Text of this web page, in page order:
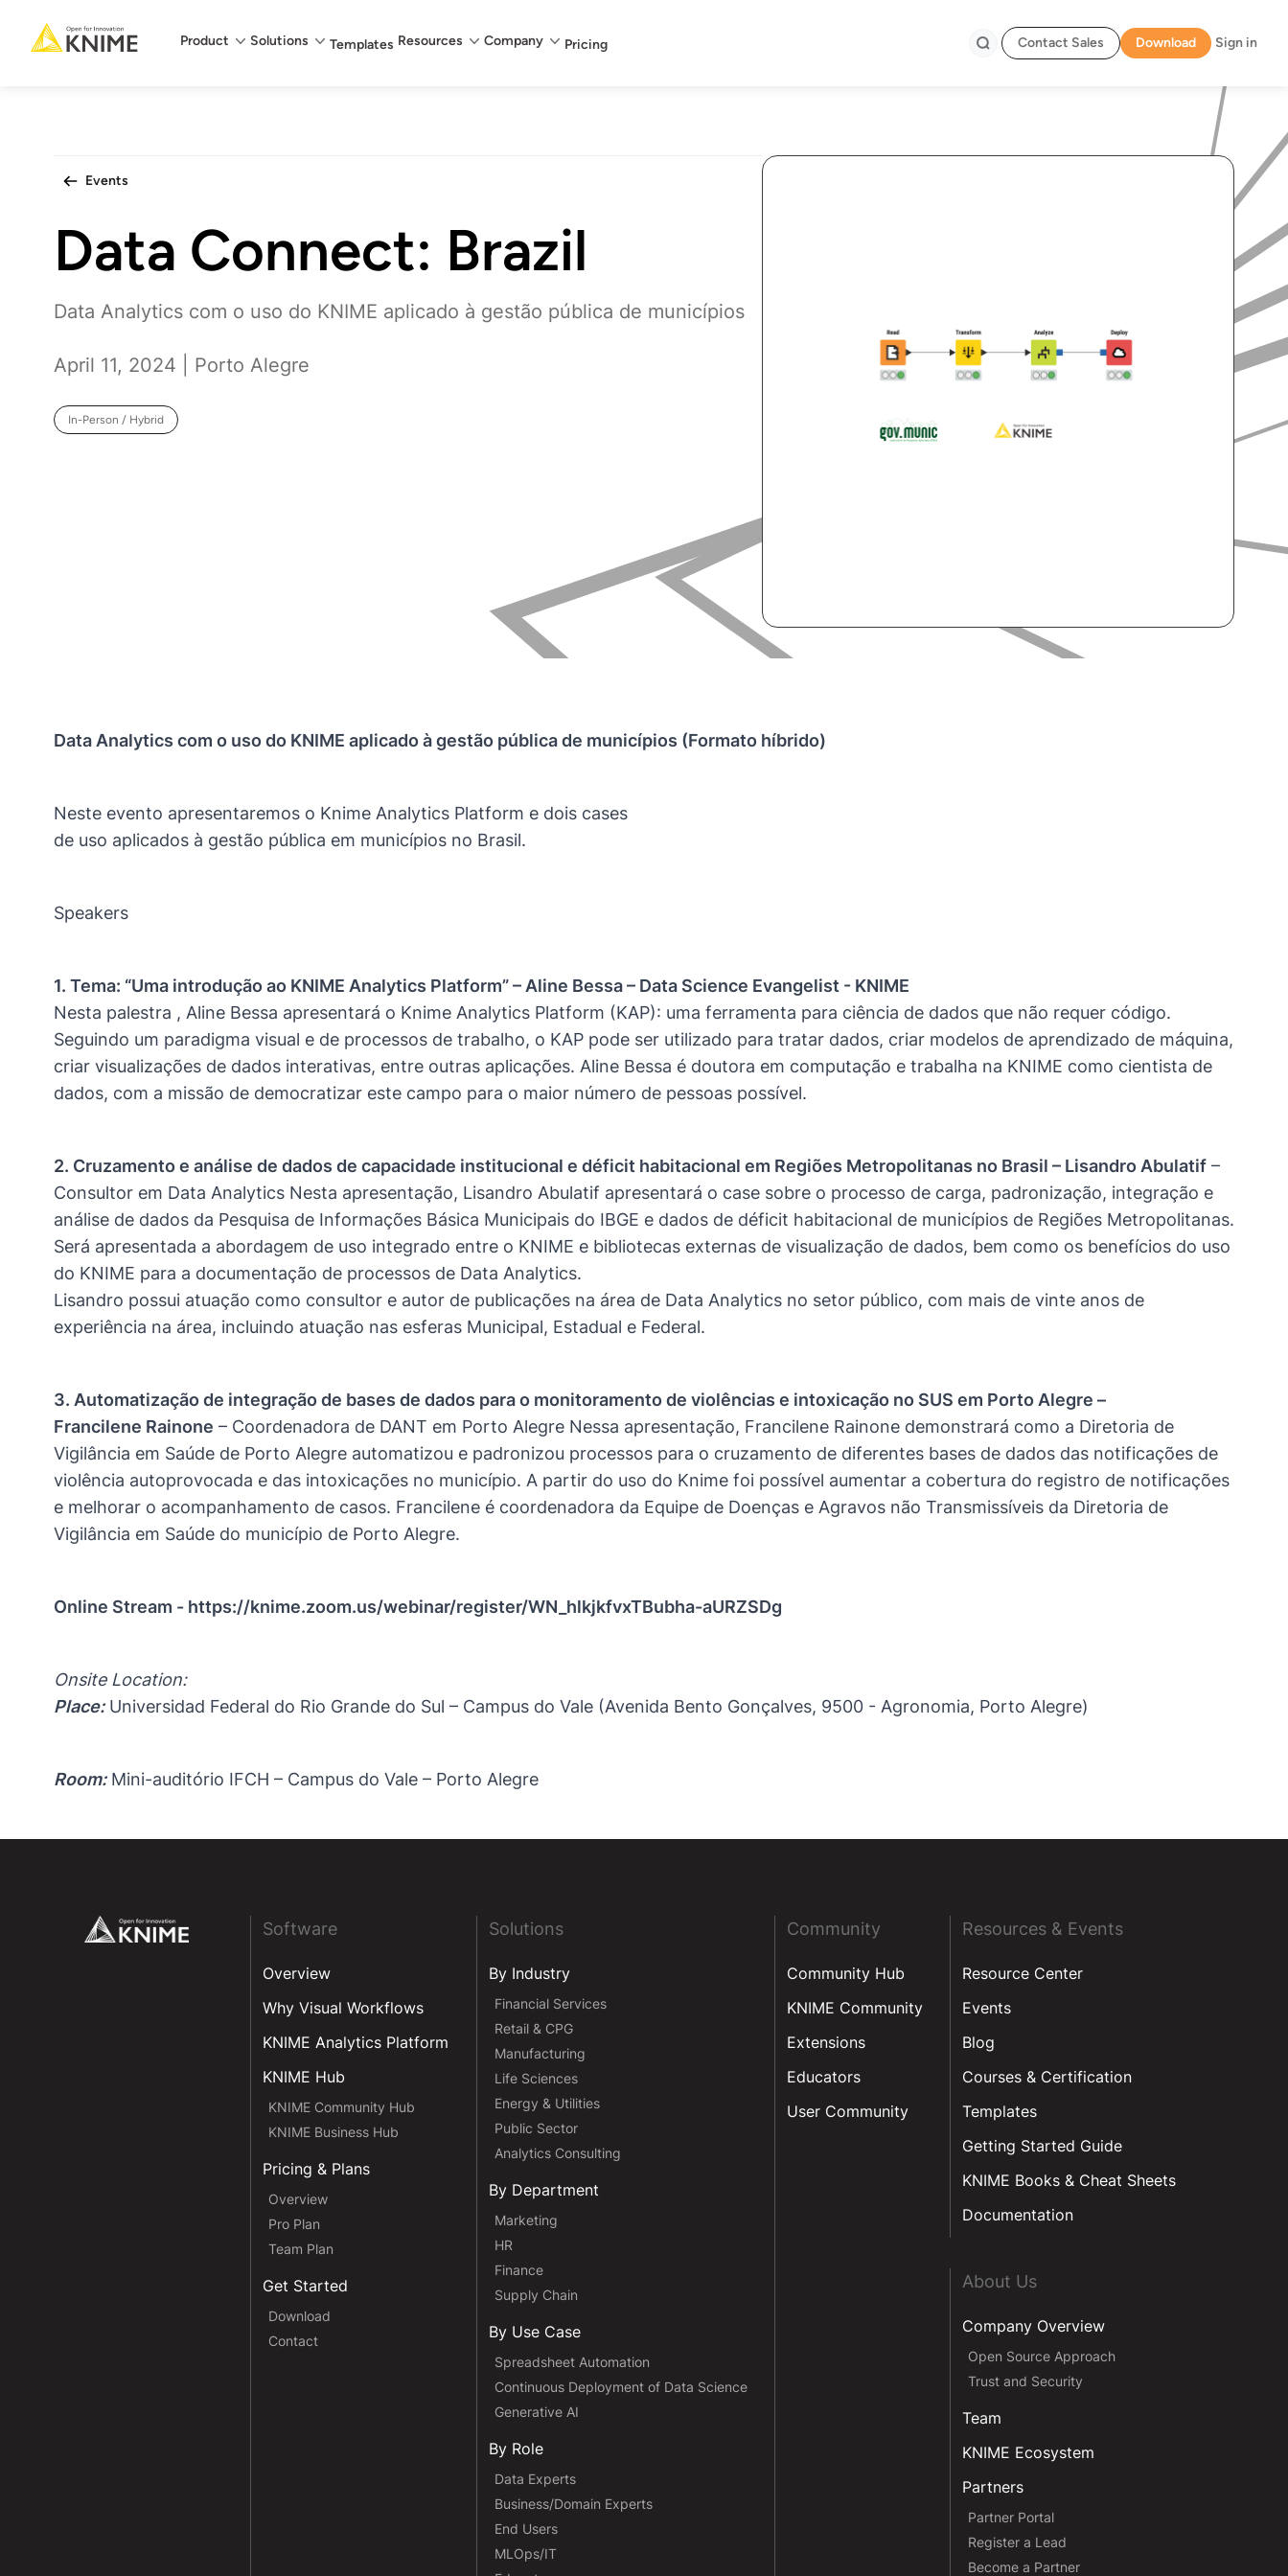
Main menu
Product Solutions Templates Resources Company Pricing Contact Sales Download Sign in
Events
Data Connect: Brazil
Data Analytics com o uso do KNIME aplicado à gestão pública de municípios
April 11, 2024 | Porto Alegre
In-Person / Hybrid
Data Analytics com o uso do KNIME aplicado à gestão pública de municípios (Formato híbrido)
Neste evento apresentaremos o Knime Analytics Platform e dois cases
de uso aplicados à gestão pública em municípios no Brasil.
Speakers
1. Tema: “Uma introdução ao KNIME Analytics Platform” – Aline Bessa – Data Science Evangelist - KNIME
Nesta palestra , Aline Bessa apresentará o Knime Analytics Platform (KAP): uma ferramenta para ciência de dados que não requer código.
Seguindo um paradigma visual e de processos de trabalho, o KAP pode ser utilizado para tratar dados, criar modelos de aprendizado de máquina,
criar visualizações de dados interativas, entre outras aplicações. Aline Bessa é doutora em computação e trabalha na KNIME como cientista de
dados, com a missão de democratizar este campo para o maior número de pessoas possível.
2. Cruzamento e análise de dados de capacidade institucional e déficit habitacional em Regiões Metropolitanas no Brasil – Lisandro Abulatif –
Consultor em Data Analytics Nesta apresentação, Lisandro Abulatif apresentará o case sobre o processo de carga, padronização, integração e
análise de dados da Pesquisa de Informações Básica Municipais do IBGE e dados de déficit habitacional de municípios de Regiões Metropolitanas.
Será apresentada a abordagem de uso integrado entre o KNIME e bibliotecas externas de visualização de dados, bem como os benefícios do uso
do KNIME para a documentação de processos de Data Analytics.
Lisandro possui atuação como consultor e autor de publicações na área de Data Analytics no setor público, com mais de vinte anos de
experiência na área, incluindo atuação nas esferas Municipal, Estadual e Federal.
3. Automatização de integração de bases de dados para o monitoramento de violências e intoxicação no SUS em Porto Alegre –
Francilene Rainone – Coordenadora de DANT em Porto Alegre Nessa apresentação, Francilene Rainone demonstrará como a Diretoria de
Vigilância em Saúde de Porto Alegre automatizou e padronizou processos para o cruzamento de diferentes bases de dados das notificações de
violência autoprovocada e das intoxicações no município. A partir do uso do Knime foi possível aumentar a cobertura do registro de notificações
e melhorar o acompanhamento de casos. Francilene é coordenadora da Equipe de Doenças e Agravos não Transmissíveis da Diretoria de
Vigilância em Saúde do município de Porto Alegre.
Online Stream - https://knime.zoom.us/webinar/register/WN_hlkjkfvxTBubha-aURZSDg
Onsite Location:
Place:Universidad Federal do Rio Grande do Sul – Campus do Vale (Avenida Bento Gonçalves, 9500 - Agronomia, Porto Alegre)
Room:Mini-auditório IFCH – Campus do Vale – Porto Alegre
Software
Overview
Why Visual Workflows
KNIME Analytics Platform
KNIME Hub
KNIME Community Hub
KNIME Business Hub
Pricing & Plans
Overview
Pro Plan
Team Plan
Get Started
Download
Contact
Solutions
By Industry
Financial Services
Retail & CPG
Manufacturing
Life Sciences
Energy & Utilities
Public Sector
Analytics Consulting
By Department
Marketing
HR
Finance
Supply Chain
By Use Case
Spreadsheet Automation
Continuous Deployment of Data Science
Generative AI
By Role
Data Experts
Business/Domain Experts
End Users
MLOps/IT
Community
Community Hub
KNIME Community
Extensions
Educators
User Community
Resources & Events
Resource Center
Events
Blog
Courses & Certification
Templates
Getting Started Guide
KNIME Books & Cheat Sheets
Documentation
About Us
Company Overview
Open Source Approach
Trust and Security
Team
KNIME Ecosystem
Partners
Partner Portal
Register a Lead
Become a Partner